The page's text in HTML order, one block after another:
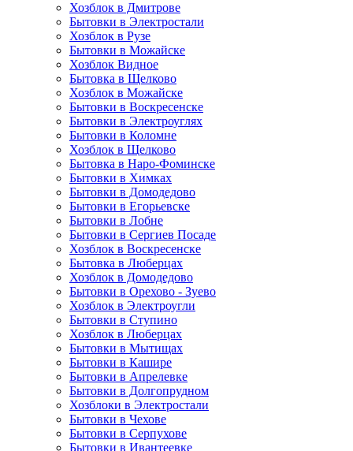
Хозблок в Дмитрове
Бытовки в Электростали
Хозблок в Рузе
Бытовки в Можайске
Хозблок Видное
Бытовкa в Щелково
Хозблок в Можайске
Бытовки в Воскресенске
Бытовки в Электроуглях
Бытовки в Коломне
Хозблок в Щелково
Бытовка в Наро-Фоминске
Бытовки в Химках
Бытовки в Домодедово
Бытовки в Егорьевске
Бытовки в Лобне
Бытовки в Сергиев Посаде
Хозблок в Воскресенске
Бытовка в Люберцах
Хозблок в Домодедово
Бытовки в Орехово - Зуево
Хозблок в Электроугли
Бытовки в Ступино
Хозблок в Люберцах
Бытовки в Мытищах
Бытовки в Кашире
Бытовки в Апрелевке
Бытовки в Долгопрудном
Хозблоки в Электростали
Бытовки в Чехове
Бытовки в Серпухове
Бытовки в Ивантеевке